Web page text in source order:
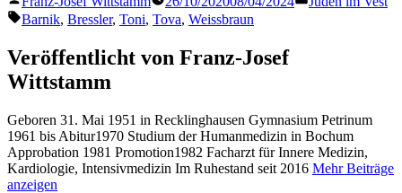
von
Schlagwörter:
Barnik, Bressler, Toni, Tova, Weissbraun
Veröffentlicht von Franz-Josef
Wittstamm
Geboren 31. Mai 1951 in Recklinghausen Gymnasium Petrinum
1961 bis Abitur1970 Studium der Humanmedizin in Bochum
Approbation 1981 Promotion1982 Facharzt für Innere Medizin,
Kardiologie, Intensivmedizin Im Ruhestand seit 2016 Mehr Beiträge
anzeigen